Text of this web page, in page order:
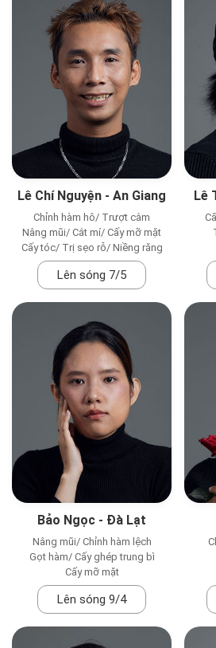
Lê Chí Nguyện - An Giang
Chỉnh hàm hô/ Trượt cằm
Nâng mũi/ Cắt mí/ Cấy mỡ mặt
Cấy tóc/ Trị sẹo rỗ/ Niềng răng
Lên sóng 7/5
Lê
Bảo Ngọc - Đà Lạt
Nâng mũi/ Chỉnh hàm lệch
Gọt hàm/ Cấy ghép trung bì
Cấy mỡ mặt
Lên sóng 9/4